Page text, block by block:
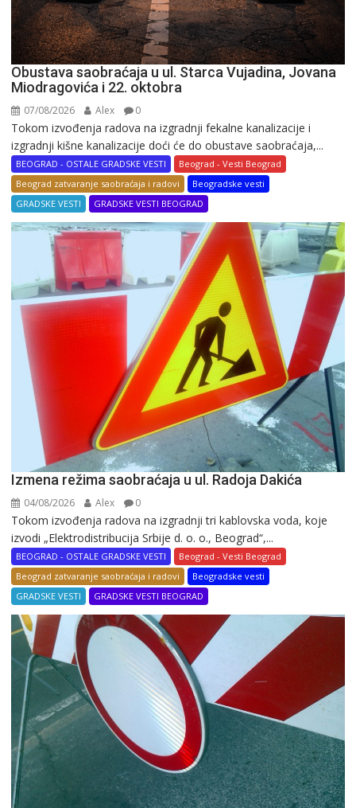
Obustava saobraćaja u ul. Starca Vujadina, Jovana
Miodragovića i 22. oktobra
07/08/2026 Alex 0
Tokom izvođenja radova na izgradnji fekalne kanalizacije i
izgradnji kišne kanalizacije doći će do obustave saobraćaja,...
BEOGRAD - OSTALE GRADSKE VESTI
Beograd - Vesti Beograd
Beograd zatvaranje saobraćaja i radovi
Beogradske vesti
GRADSKE VESTI
GRADSKE VESTI BEOGRAD
Izmena režima saobraćaja u ul. Radoja Dakića
04/08/2026 Alex 0
Tokom izvođenja radova na izgradnji tri kablovska voda, koje
izvodi „Elektrodistribucija Srbije d. o. o., Beograd“,...
BEOGRAD - OSTALE GRADSKE VESTI
Beograd - Vesti Beograd
Beograd zatvaranje saobraćaja i radovi
Beogradske vesti
GRADSKE VESTI
GRADSKE VESTI BEOGRAD